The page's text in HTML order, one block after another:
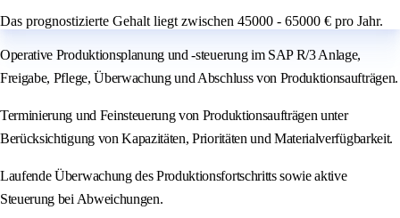
Das prognostizierte Gehalt liegt zwischen 45000 - 65000 € pro Jahr.
Operative Produktionsplanung und -steuerung im SAP R/3 Anlage,
Freigabe, Pflege, Überwachung und Abschluss von Produktionsaufträgen.
Terminierung und Feinsteuerung von Produktionsaufträgen unter
Berücksichtigung von Kapazitäten, Prioritäten und Materialverfügbarkeit.
Laufende Überwachung des Produktionsfortschritts sowie aktive
Steuerung bei Abweichungen.